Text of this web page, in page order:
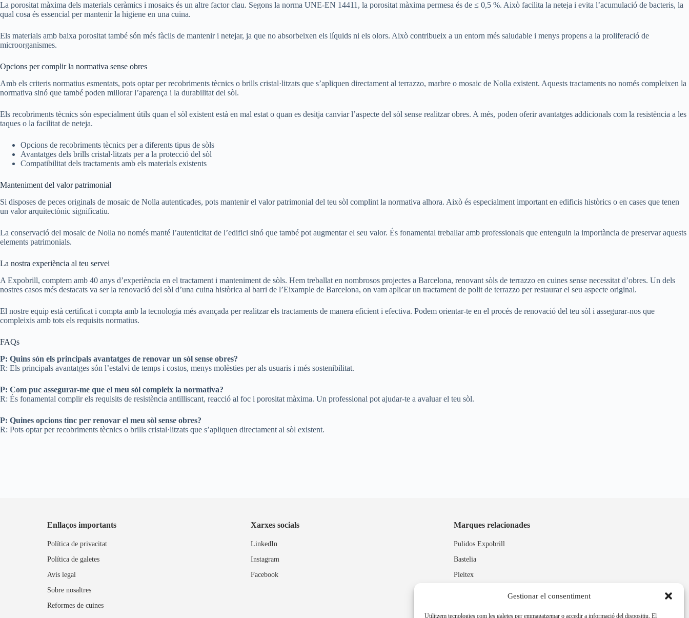
Gestionar el consentiment
Utilitzem tecnologies com les galetes per emmagatzemar o accedir a informació del dispositiu. El
La porositat màxima dels materials ceràmics i mosaics és un altre factor clau. Segons la norma UNE-EN 14411, la porositat màxima permesa és de ≤ 0,5 %. Això facilita la neteja i evita l’acumulació de bacteris, la
qual cosa és essencial per mantenir la higiene en una cuina.
Els materials amb baixa porositat també són més fàcils de mantenir i netejar, ja que no absorbeixen els líquids ni els olors. Això contribueix a un entorn més saludable i menys propens a la proliferació de
microorganismes.
Opcions per complir la normativa sense obres
Amb els criteris normatius esmentats, pots optar per recobriments tècnics o brills cristal·litzats que s’apliquen directament al terrazzo, marbre o mosaic de Nolla existent. Aquests tractaments no només compleixen la
normativa sinó que també poden millorar l’aparença i la durabilitat del sòl.
Els recobriments tècnics són especialment útils quan el sòl existent està en mal estat o quan es desitja canviar l’aspecte del sòl sense realitzar obres. A més, poden oferir avantatges addicionals com la resistència a les
taques o la facilitat de neteja.
Opcions de recobriments tècnics per a diferents tipus de sòls
Avantatges dels brills cristal·litzats per a la protecció del sòl
Compatibilitat dels tractaments amb els materials existents
Manteniment del valor patrimonial
Si disposes de peces originals de mosaic de Nolla autenticades, pots mantenir el valor patrimonial del teu sòl complint la normativa alhora. Això és especialment important en edificis històrics o en cases que tenen
un valor arquitectònic significatiu.
La conservació del mosaic de Nolla no només manté l’autenticitat de l’edifici sinó que també pot augmentar el seu valor. És fonamental treballar amb professionals que entenguin la importància de preservar aquests
elements patrimonials.
La nostra experiència al teu servei
A Expobrill, comptem amb 40 anys d’experiència en el tractament i manteniment de sòls. Hem treballat en nombrosos projectes a Barcelona, renovant sòls de terrazzo en cuines sense necessitat d’obres. Un dels
nostres casos més destacats va ser la renovació del sòl d’una cuina històrica al barri de l’Eixample de Barcelona, on vam aplicar un tractament de polit de terrazzo per restaurar el seu aspecte original.
El nostre equip està certificat i compta amb la tecnologia més avançada per realitzar els tractaments de manera eficient i efectiva. Podem orientar-te en el procés de renovació del teu sòl i assegurar-nos que
compleixis amb tots els requisits normatius.
FAQs
P: Quins són els principals avantatges de renovar un sòl sense obres?
R: Els principals avantatges són l’estalvi de temps i costos, menys molèsties per als usuaris i més sostenibilitat.
P: Com puc assegurar-me que el meu sòl compleix la normativa?
R: És fonamental complir els requisits de resistència antilliscant, reacció al foc i porositat màxima. Un professional pot ajudar-te a avaluar el teu sòl.
P: Quines opcions tinc per renovar el meu sòl sense obres?
R: Pots optar per recobriments tècnics o brills cristal·litzats que s’apliquen directament al sòl existent.
Enllaços importants
Política de privacitat
Política de galetes
Avís legal
Sobre nosaltres
Reformes de cuines
Xarxes socials
LinkedIn
Instagram
Facebook
Marques relacionades
Pulidos Expobrill
Bastelia
Pleitex